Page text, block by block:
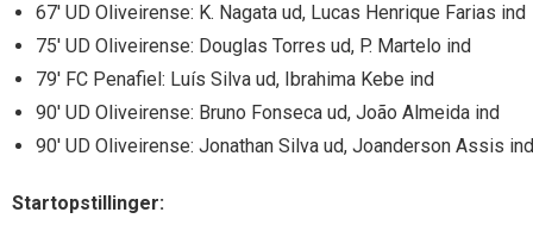
67′ UD Oliveirense: K. Nagata ud, Lucas Henrique Farias ind
75′ UD Oliveirense: Douglas Torres ud, P. Martelo ind
79′ FC Penafiel: Luís Silva ud, Ibrahima Kebe ind
90′ UD Oliveirense: Bruno Fonseca ud, João Almeida ind
90′ UD Oliveirense: Jonathan Silva ud, Joanderson Assis ind
Startopstillinger: